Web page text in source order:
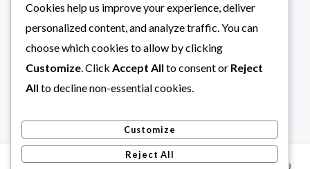
Mazda 3 ปี 2011- Now ขนาด
24 นิ้ว 19 นิ้ว
ก้านปัดน้ำฝน Mazda
290.00
Mazda Mpv ปี 2002-2006
ขนาด 24 นิ้ว 24 นิ้ว
ก้านปัดน้ำฝน Mazda
฿290.00
Copyright © 2026 Daddycar ก้านปัดน้ำฝน ราคาโรงาน คุณภาพสั่ง
Cookies help us improve your experience, deliver
personalized content, and analyze traffic. You can
choose which cookies to allow by clicking
Customize. Click Accept All to consent or Reject
All to decline non-essential cookies.
Customize
Reject All